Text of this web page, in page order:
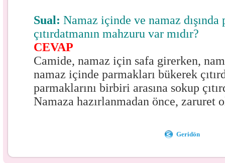
Sual: Namaz içinde ve namaz dışında
çıtırdatmanın mahzuru var mıdır?
CEVAP
Camide, namaz için safa girerken,
namaz içinde parmakları bükerek
parmaklarını birbiri arasına sokup
Namaza hazırlanmadan önce, zaruret
Geridön